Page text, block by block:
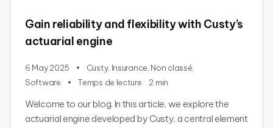
Gain reliability and flexibility with Custy’s
actuarial engine
6 May 2025 Custy, Insurance Non classé
Software
Temps de lecture : 2 min
Welcome to our blog. In this article, we explore the
actuarial engine developed by Custy, a central element